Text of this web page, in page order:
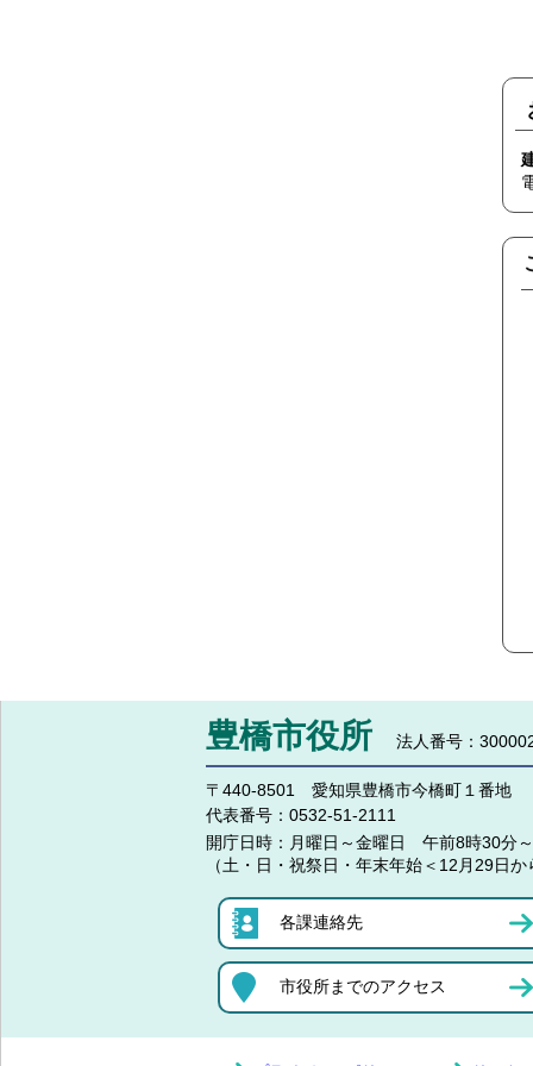
豊橋市役所 法人番号：
〒440-8501 愛知県豊橋市今橋町１番地
代表番号： 0532-51-2111
開庁日時： 月曜日～金曜日 午前8時30分
（土・日・祝祭日・年末年始＜12月29日
各課連絡先
市役所までのアクセス